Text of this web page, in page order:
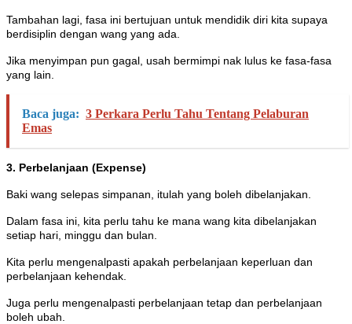
Tambahan lagi, fasa ini bertujuan untuk mendidik diri kita supaya
berdisiplin dengan wang yang ada.
Jika menyimpan pun gagal, usah bermimpi nak lulus ke fasa-fasa
yang lain.
Baca juga: 3 Perkara Perlu Tahu Tentang Pelaburan
Emas
3. Perbelanjaan (Expense)
Baki wang selepas simpanan, itulah yang boleh dibelanjakan.
Dalam fasa ini, kita perlu tahu ke mana wang kita dibelanjakan
setiap hari, minggu dan bulan.
Kita perlu mengenalpasti apakah perbelanjaan keperluan dan
perbelanjaan kehendak.
Juga perlu mengenalpasti perbelanjaan tetap dan perbelanjaan
boleh ubah.